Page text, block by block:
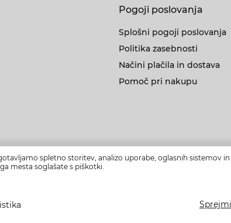
Pogoji poslovanja
Splošni pogoji poslovanja
Politika zasebnosti
Načini plačila in dostava
Pomoč pri nakupu
in Evropska unija iz Evropskega sklada za regionalni razvoj.
spletno storitev, analizo uporabe, oglasnih sistemov
mesta soglašate s piškotki.